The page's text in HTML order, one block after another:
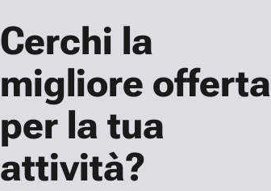
Cerchi la
migliore offerta
per la tua
attività?